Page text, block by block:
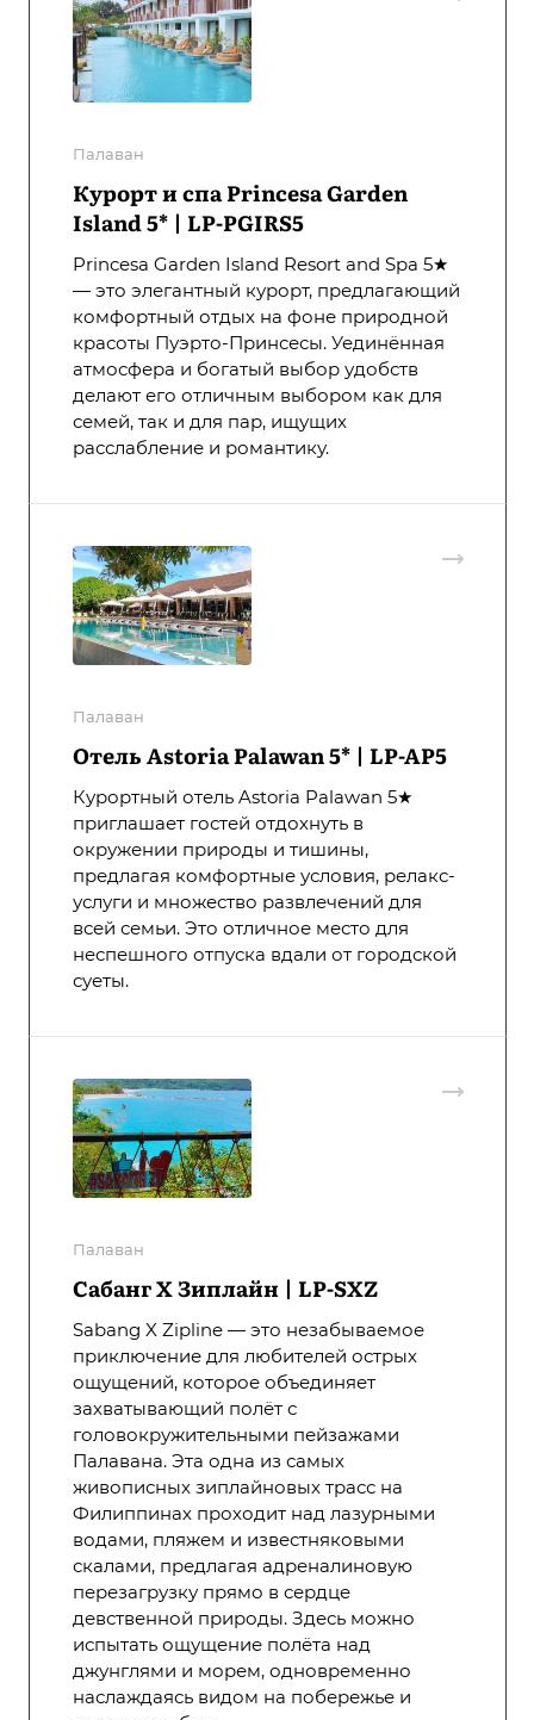
Палаван
Курорт и спа Princesa Garden
Island 5* | LP-PGIRS5
Princesa Garden Island Resort and Spa 5★
— это элегантный курорт, предлагающий
комфортный отдых на фоне природной
красоты Пуэрто-Принсесы. Уединённая
атмосфера и богатый выбор удобств
делают его отличным выбором как для
семей, так и для пар, ищущих
расслабление и романтику.
Палаван
Отель Astoria Palawan 5* | LP-AP5
Курортный отель Astoria Palawan 5★
приглашает гостей отдохнуть в
окружении природы и тишины,
предлагая комфортные условия, релакс-
услуги и множество развлечений для
всей семьи. Это отличное место для
неспешного отпуска вдали от городской
суеты.
Палаван
Сабанг X Зиплайн | LP-SXZ
Sabang X Zipline — это незабываемое
приключение для любителей острых
ощущений, которое объединяет
захватывающий полёт с
головокружительными пейзажами
Палавана. Эта одна из самых
живописных зиплайновых трасс на
Филиппинах проходит над лазурными
водами, пляжем и известняковыми
скалами, предлагая адреналиновую
перезагрузку прямо в сердце
девственной природы. Здесь можно
испытать ощущение полёта над
джунглями и морем, одновременно
наслаждаясь видом на побережье и